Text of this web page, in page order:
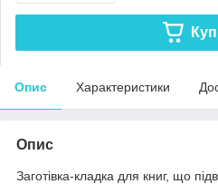
Опис Характеристики
Опис
Заготівка-кладка для книг, що